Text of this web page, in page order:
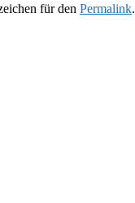
für den Permalink.